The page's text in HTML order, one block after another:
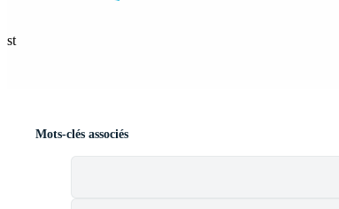
Mots-clés associés